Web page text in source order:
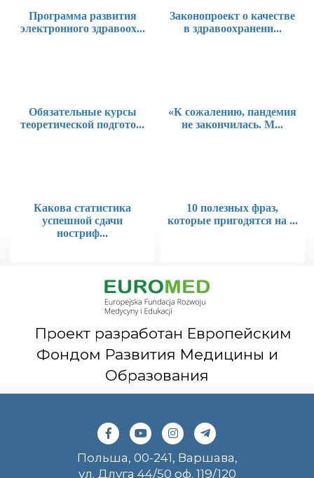
Программа развития
электронного здравоох...
Законопроект о качестве
в здравоохранени...
Обязательные курсы
теоретической подгото...
«К сожалению, пандемия
не закончилась. М...
Какова статистика
успешной сдачи
ностриф...
10 полезных фраз,
которые пригодятся на ...
Проект разработан Европейским
Фондом Развития Медицины и
Образования
Польша, 00-241, Варшава,
ул. Длуга 44/50 оф. 119/120